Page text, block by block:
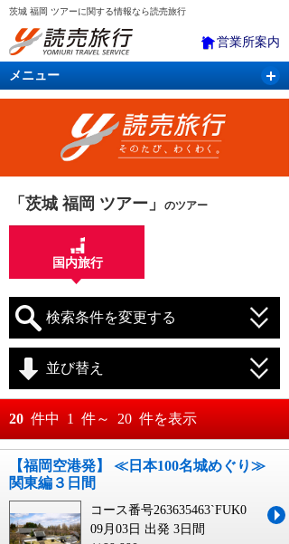
茨城 福岡 ツアーに関する情報なら読売旅行
営業所案内
メニュー
国内旅行 バスツアー 海外旅行
「茨城 福岡 ツアー」 のツアー
国内旅行
検索条件を変更する
月 日～
日
並び替え
おすすめ順
料金が安い順
料金が高い順
20 件中 1 件～ 20 件を表示
【福岡空港発】 ≪日本100名城めぐり≫
関東編３日間
コース番号263635463`FUK0
09月03日 出発 3日間